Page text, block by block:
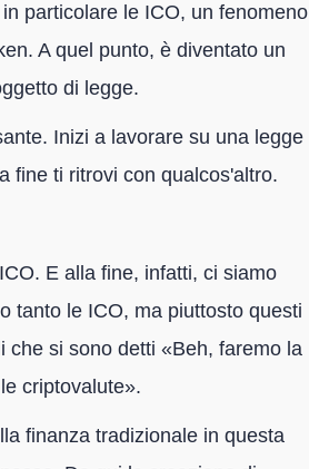
particolare le ICO, un fenomeno
A quel punto, è diventato un
di legge.
Inizi a lavorare su una legge
fine ti ritrovi con qualcos'altro.
E alla fine, infatti, ci siamo
tanto le ICO, ma piuttosto questi
che si sono detti «Beh, faremo la
criptovalute».
finanza tradizionale in questa